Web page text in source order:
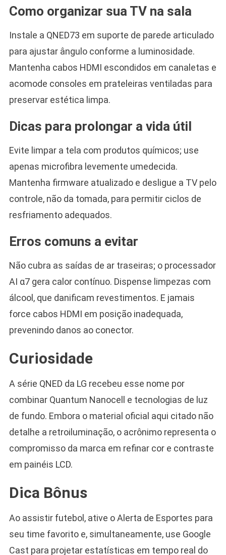
Como organizar sua TV na sala
Instale a QNED73 em suporte de parede articulado
para ajustar ângulo conforme a luminosidade.
Mantenha cabos HDMI escondidos em canaletas e
acomode consoles em prateleiras ventiladas para
preservar estética limpa.
Dicas para prolongar a vida útil
Evite limpar a tela com produtos químicos; use
apenas microfibra levemente umedecida.
Mantenha firmware atualizado e desligue a TV pelo
controle, não da tomada, para permitir ciclos de
resfriamento adequados.
Erros comuns a evitar
Não cubra as saídas de ar traseiras; o processador
AI α7 gera calor contínuo. Dispense limpezas com
álcool, que danificam revestimentos. E jamais
force cabos HDMI em posição inadequada,
prevenindo danos ao conector.
Curiosidade
A série QNED da LG recebeu esse nome por
combinar Quantum Nanocell e tecnologias de luz
de fundo. Embora o material oficial aqui citado não
detalhe a retroiluminação, o acrônimo representa o
compromisso da marca em refinar cor e contraste
em painéis LCD.
Dica Bônus
Ao assistir futebol, ative o Alerta de Esportes para
seu time favorito e, simultaneamente, use Google
Cast para projetar estatísticas em tempo real do